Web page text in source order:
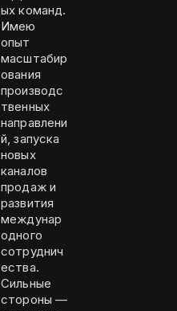
ых команд.
Имею
опыт
масштабир
ования
производс
твенных
направлени
й, запуска
новых
каналов
продаж и
развития
междунар
одного
сотруднич
ества.
Сильные
стороны —